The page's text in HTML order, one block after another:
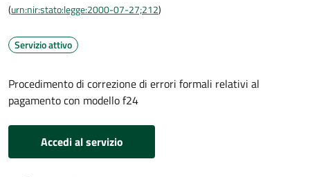
(urn:nir:stato:legge:2000-07-27;212)
Servizio attivo
Procedimento di correzione di errori formali relativi al
pagamento con modello f24
Accedi al servizio